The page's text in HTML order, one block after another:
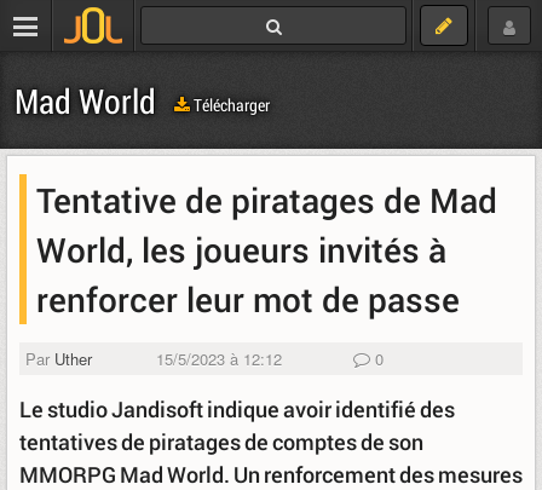
Mad World Télécharger
Tentative de piratages de Mad
World, les joueurs invités à
renforcer leur mot de passe
Par Uther 15/5/2023 à 12:12 0
Le studio Jandisoft indique avoir identifié des
tentatives de piratages de comptes de son
MMORPG Mad World. Un renforcement des mesures